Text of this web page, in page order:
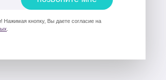
Нажимая кнопку, Вы даете согласие на